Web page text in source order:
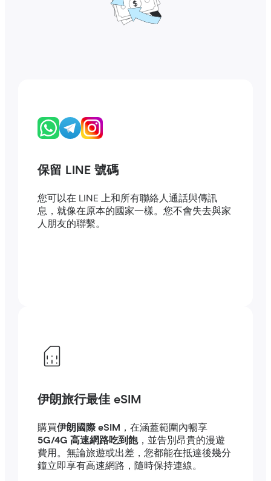
保留 LINE 號碼
您可以在 LINE 上和所有聯絡人通話與傳訊
息，就像在原本的國家一樣。您不會失去與家
人朋友的聯繫。
伊朗旅行最佳 eSIM
購買伊朗國際 eSIM
，在涵蓋範圍內暢享
5G/4G 高速網路吃到飽，並告別昂貴的漫遊
費用。無論旅遊或出差，您都能在抵達後幾分
鐘立即享有高速網路，隨時保持連線。